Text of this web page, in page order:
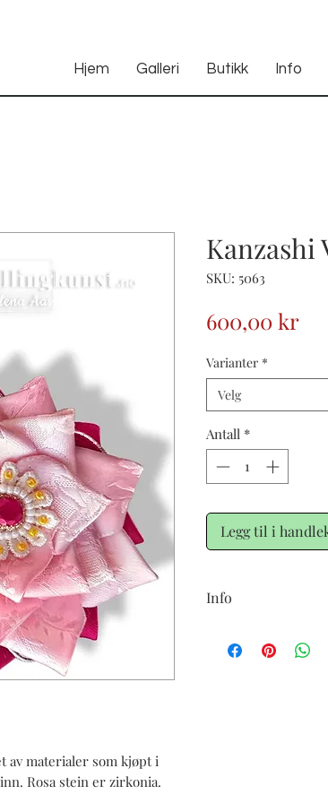
Hjem Galleri Butikk Info
av materialer som kjøpt i
Rosa stein er zirkonia.
Kanzashi
SKU: 5063
600,00 krPris
Varianter *
Velg
Antall *
Legg til i
Info
kan være noen